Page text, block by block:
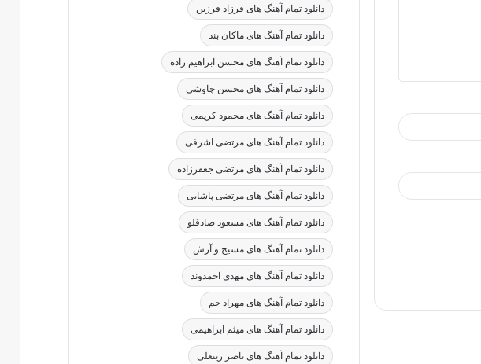
دانلود تمام آهنگ های فرزاد فرزین
دانلود تمام آهنگ های ماکان بند
دانلود تمام آهنگ های محسن ابراهیم زاده
دانلود تمام آهنگ های محسن چاوشی
دانلود تمام آهنگ های محمود کریمی
دانلود تمام آهنگ های مرتضی اشرفی
دانلود تمام آهنگ های مرتضی جعفرزاده
دانلود تمام آهنگ های مرتضی پاشایی
دانلود تمام آهنگ های مسعود صادقلو
دانلود تمام آهنگ های مسیح و آرش
دانلود تمام آهنگ های مهدی احمدوند
دانلود تمام آهنگ های مهراد جم
دانلود تمام آهنگ های میثم ابراهیمی
دانلود تمام آهنگ های ناصر زینعلی